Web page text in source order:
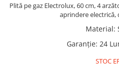
Tensiometre
Monitoare
Plită pe gaz Electrolux, 60 cm, 4
aprindere electrică,
Material:
Garanție: 24
STOC